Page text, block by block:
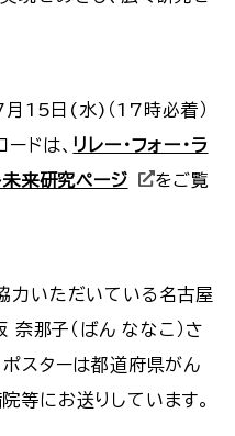
15日(水)（17時必着）
ドは、 リレー・フォー・ラ
未来研究ページ
をご覧
力いただいている名古屋
奈那子（ばん ななこ）さ
ポスターは都道府県がん
等にお送りしています。